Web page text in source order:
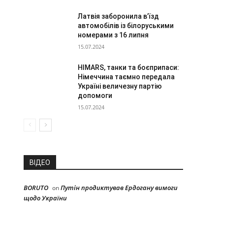
Латвія заборонила в’їзд
автомобілів із білоруськими
номерами з 16 липня
15.07.2024
HIMARS, танки та боєприпаси:
Німеччина таємно передала
Україні величезну партію
допомоги
15.07.2024
ВІДЕО
BORUTO onПутін продиктував Ердогану вимоги
щодо України